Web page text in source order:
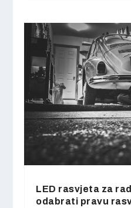
LED rasvjeta za
odabrati pravu